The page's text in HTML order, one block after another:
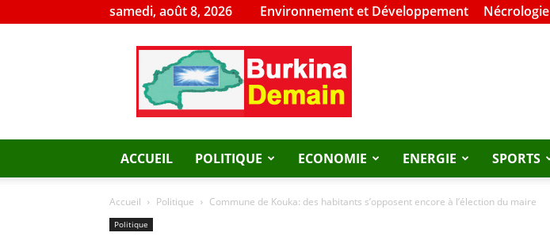
samedi, août 8, 2026 Environnement et Développement Nécrologie
Burkina
Demain
ACCUEIL POLITIQUE ECONOMIE ENERGIE SPORTS
Accueil Politique Commune de Kouka: des habitants s’opposent encore à l’élection du maire
Politique